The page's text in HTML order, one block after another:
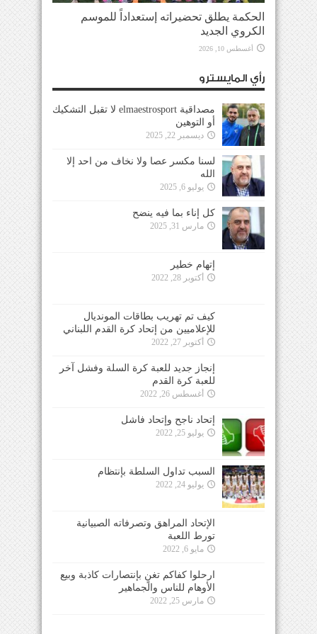
الحكمة يطلق تحضيراته إستعداداً للموسم
الكروي الجديد
أغسطس 10, 2026
رأي المايسترو
مصداقية elmaestrosport لا تقبل التشكيك
أو التوهين
ديسمبر 22, 2025
لسنا مكسر عصا ولا نخاف من احد إلا
الله
يوليو 6, 2025
كل إناء بما فيه ينضح
مارس 31, 2025
إتهام خطير
أكتوبر 28, 2022
كيف تم تهريب بطاقات المونديال
للإعلاميين من إتحاد كرة القدم اللبناني
أكتوبر 27, 2022
إنجاز جديد للعبة كرة السلة وفشل آخر
للعبة كرة القدم
أغسطس 26, 2022
إتحاد ناجح وإتحاد فاشل
يوليو 25, 2022
السبب تداول السلطة بإنتظام
يوليو 24, 2022
الإتحاد المراهق وتصرفاته الصبيانية
تورط اللعبة
مايو 6, 2022
ارحلوا كفاكم تغنٍ بإنتصارات كاذبة وبيع
الأوهام للناس والجماهير
مارس 25, 2022